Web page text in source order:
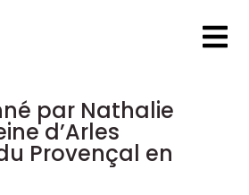
cookies
par Nathalie
d’Arles
Provençal en